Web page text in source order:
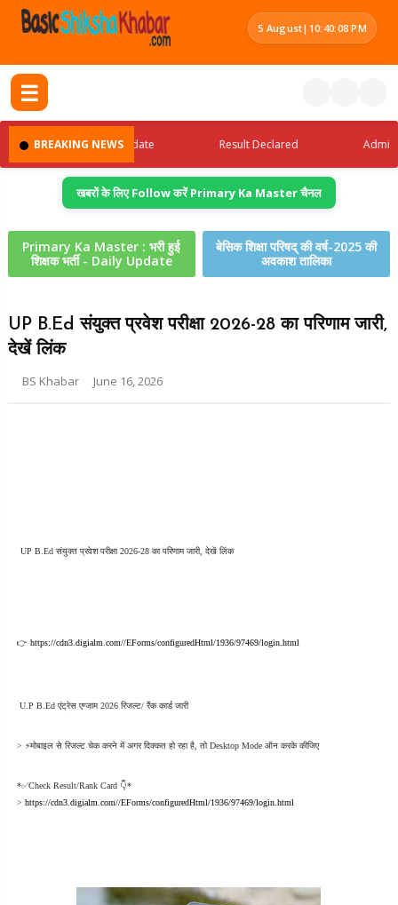
5 August| 10:40:09 PM
☰
BREAKING NEWS
Latest Jobs Update Result Declared Admit
खबरों के लिए Follow करें Primary Ka Master चैनल
Primary Ka Master : भरी हुई
शिक्षक भर्ती - Daily Update
बेसिक शिक्षा परिषद् की वर्ष-2025 की
अवकाश तालिका
UP B.Ed संयुक्त प्रवेश परीक्षा 2026-28 का परिणाम जारी,
देखें लिंक
BS Khabar June 16, 2026
UP B.Ed संयुक्त प्रवेश परीक्षा 2026-28 का परिणाम जारी, देखें लिंक
👉 https://cdn3.digialm.com//EForms/configuredHtml/1936/97469/login.html
U.P B.Ed एंट्रेस एग्जाम 2026 रिजल्ट/ रैंक कार्ड जारी
> ⚡मोबाइल से रिजल्ट चेक करने में अगर दिक्कत हो रहा है, तो Desktop Mode ऑन करके कीजिए
*✅Check Result/Rank Card 👇*
> https://cdn3.digialm.com//EForms/configuredHtml/1936/97469/login.html